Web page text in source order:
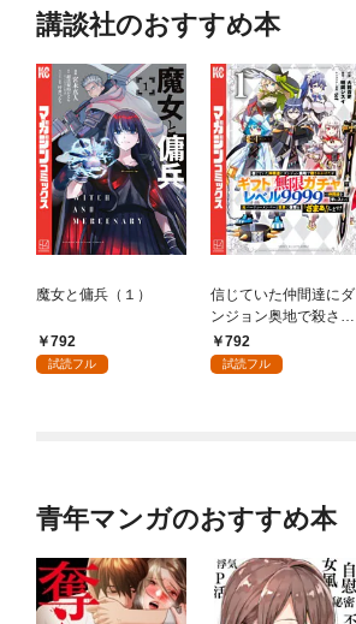
講談社のおすすめ本
魔女と傭兵（１）
792
試読フル
信じていた仲間達にダ
ンジョン奥地で殺され
かけたがギフト『無限
ガチャ』でレベル９９
792
試読フル
青年マンガのおすすめ本